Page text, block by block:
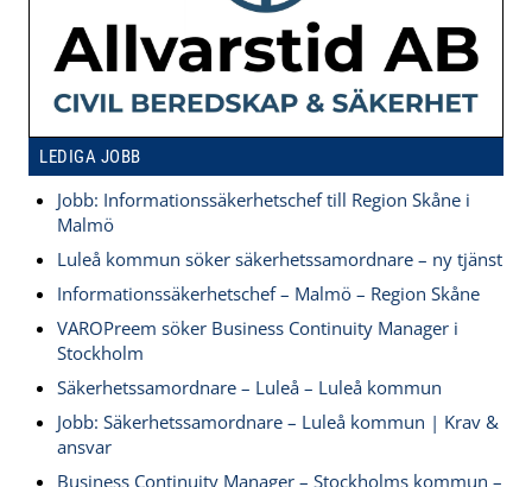
LEDIGA JOBB
Jobb: Informationssäkerhetschef till Region Skåne i
Malmö
Luleå kommun söker säkerhetssamordnare – ny tjänst
Informationssäkerhetschef – Malmö – Region Skåne
VAROPreem söker Business Continuity Manager i
Stockholm
Säkerhetssamordnare – Luleå – Luleå kommun
Jobb: Säkerhetssamordnare – Luleå kommun | Krav &
ansvar
Business Continuity Manager – Stockholms kommun –